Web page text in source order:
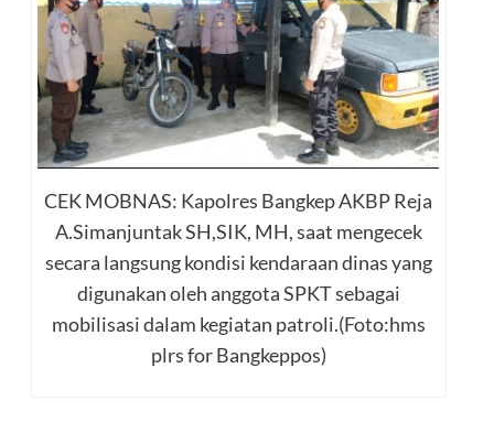
CEK MOBNAS: Kapolres Bangkep AKBP Reja
A.Simanjuntak SH,SIK, MH, saat mengecek
secara langsung kondisi kendaraan dinas yang
digunakan oleh anggota SPKT sebagai
mobilisasi dalam kegiatan patroli.(Foto:hms
plrs for Bangkeppos)